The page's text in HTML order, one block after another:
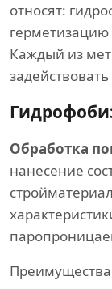
относят:
герметизацию
Каждый из
Обработка
нанесение